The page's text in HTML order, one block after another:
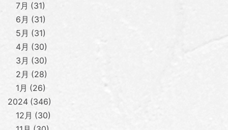
7月
31
6月
31
5月
31
4月
30
3月
30
2月
28
1月
26
2024 346
12月
30